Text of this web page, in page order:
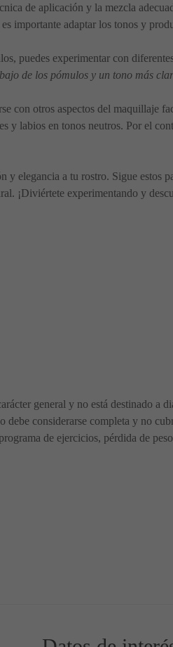
de aplicación y la mezcla
importante adaptar los tonos y
puedes experimentar con
de los pómulos y un tono más
con otros aspectos del maquillaje
y labios en tonos neutros. Por el
elegancia a tu rostro. Sigue estos
¡Diviértete experimentando y
general y no está destinado a
considerarse completa y no
de ejercicios, pérdida de
más Joven y Fresca